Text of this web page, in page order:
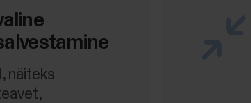
näiteks